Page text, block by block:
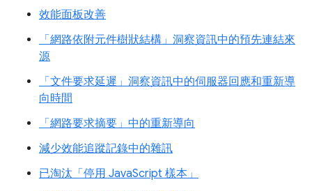
效能面板改善
「網路依附元件樹狀結構」洞察資訊中的預先連結來
源
「文件要求延遲」洞察資訊中的伺服器回應和重新導
向時間
「網路要求摘要」中的重新導向
減少效能追蹤記錄中的雜訊
已淘汰「停用 JavaScript 樣本」